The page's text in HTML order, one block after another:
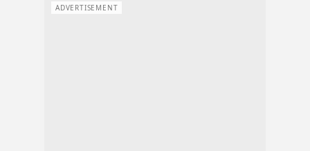
ADVERTISEMENT